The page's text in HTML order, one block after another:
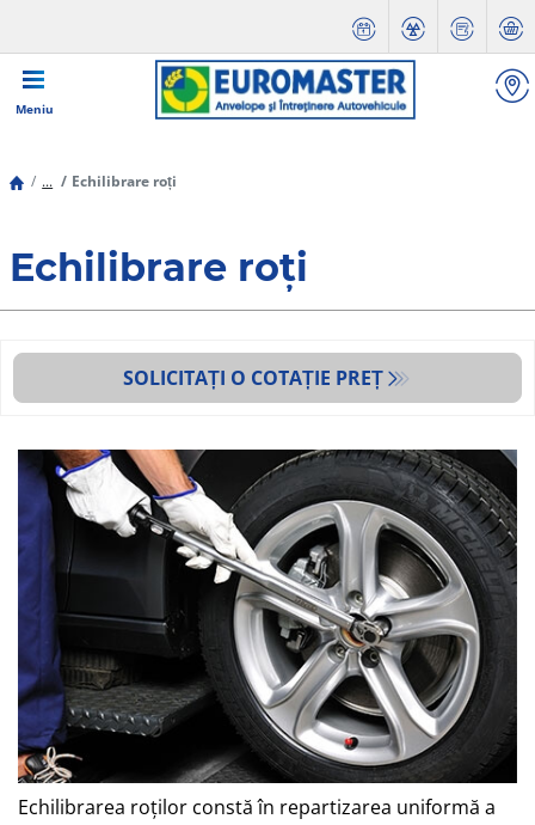
Meniu
... Echilibrare roți
Echilibrare roți
SOLICITAȚI O COTAȚIE PREȚ
Echilibrarea roților constă în repartizarea uniformă a